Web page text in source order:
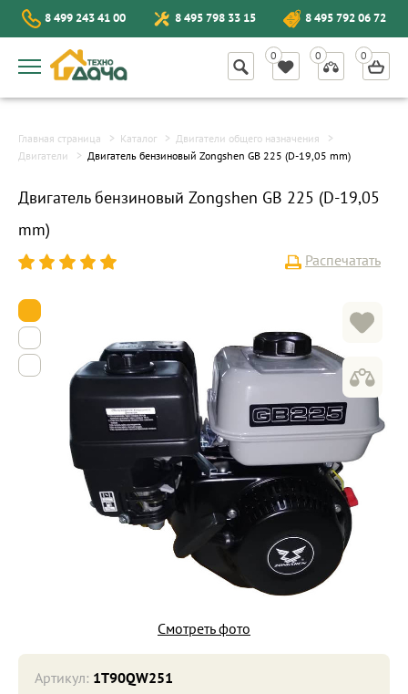
8 499 243 41 00 8 495 798 33 15 8 495 792 06 72
Главная страница Каталог
Двигатели общего назначения
Двигатели
Двигатель бензиновый Zongshen GB 225 (D-19,05 mm)
Двигатель бензиновый Zongshen GB 225 (D-19,05
mm)
Распечатать
Смотреть фото
Артикул: 1T90QW251